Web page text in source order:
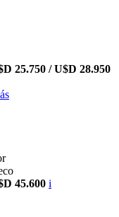
25.750 / U$D 28.950
45.600 i